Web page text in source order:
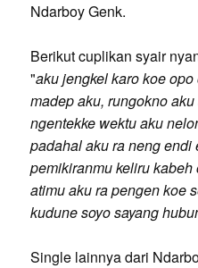
Ndarboy Genk.
Berikut cuplikan syair
"aku jengkel karo koe
madep aku, rungokno
ngentekke wektu aku
padahal aku ra neng endi
pemikiranmu keliru
atimu aku ra pengen koe
kudune soyo sayang
Single lainnya dari